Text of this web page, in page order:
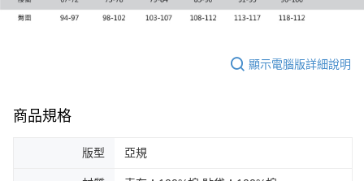
顯示電腦版詳細說明
商品規格
版型 亞規